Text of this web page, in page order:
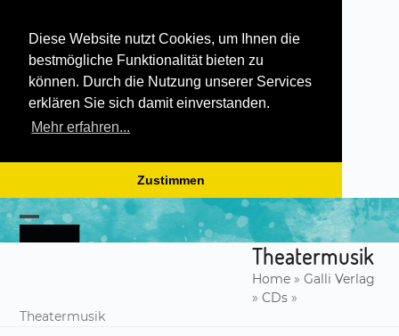
Diese Website nutzt Cookies, um Ihnen die
bestmögliche Funktionalität bieten zu
können. Durch die Nutzung unserer Services
erklären Sie sich damit einverstanden.
Mehr erfahren...
Zustimmen
Skip
to
content
Open
Close
Theatermusik
Home» Galli Verlag
» CDs»
Theatermusik